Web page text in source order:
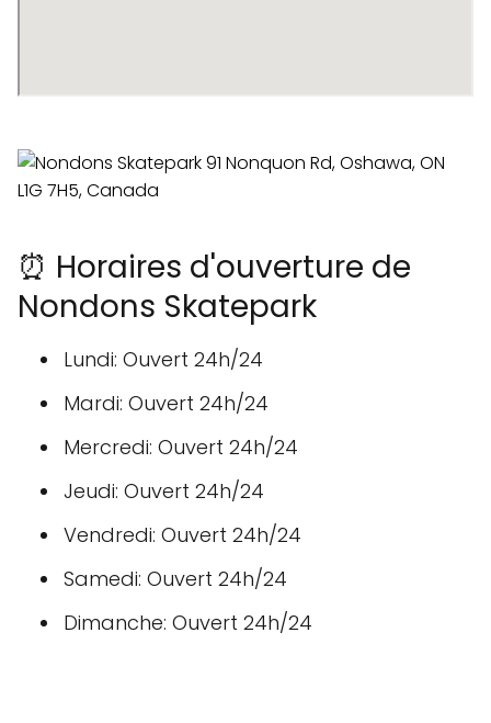
⏰ Horaires d'ouverture de
Nondons Skatepark
Lundi: Ouvert 24h/24
Mardi: Ouvert 24h/24
Mercredi: Ouvert 24h/24
Jeudi: Ouvert 24h/24
Vendredi: Ouvert 24h/24
Samedi: Ouvert 24h/24
Dimanche: Ouvert 24h/24